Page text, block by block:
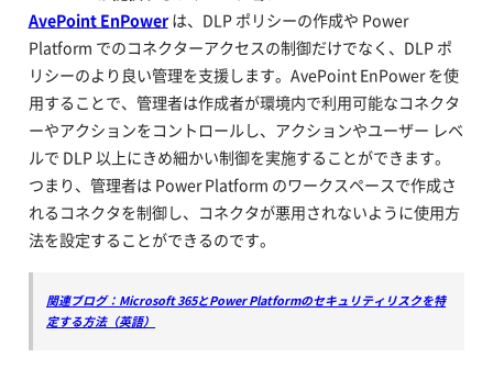
AvePoint EnPowerは、DLP ポリシーの作成や Power
Platform でのコネクターアクセスの制御だけでなく、DLP ポ
リシーのより良い管理を支援します。AvePoint EnPower を使
用することで、管理者は作成者が環境内で利用可能なコネクタ
ーやアクションをコントロールし、アクションやユーザー レベ
ルで DLP 以上にきめ細かい制御を実施することができます。
つまり、管理者は Power Platform のワークスペースで作成さ
れるコネクタを制御し、コネクタが悪用されないように使用方
法を設定することができるのです。
関連ブログ：Microsoft 365とPower Platformのセキュリティリスクを特
定する方法（英語）